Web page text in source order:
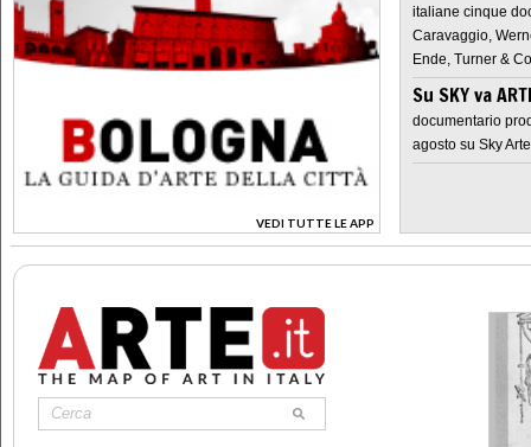
VEDI TUTTE LE APP
>
italiane cinque
Caravaggio,
Ende, Turner &
Su SKY va
documentario
agosto su Sky Arte